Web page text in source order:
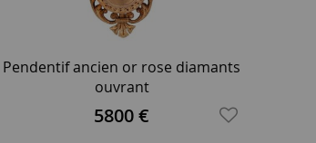
Pendentif ancien or rose diamants
ouvrant
5800 €